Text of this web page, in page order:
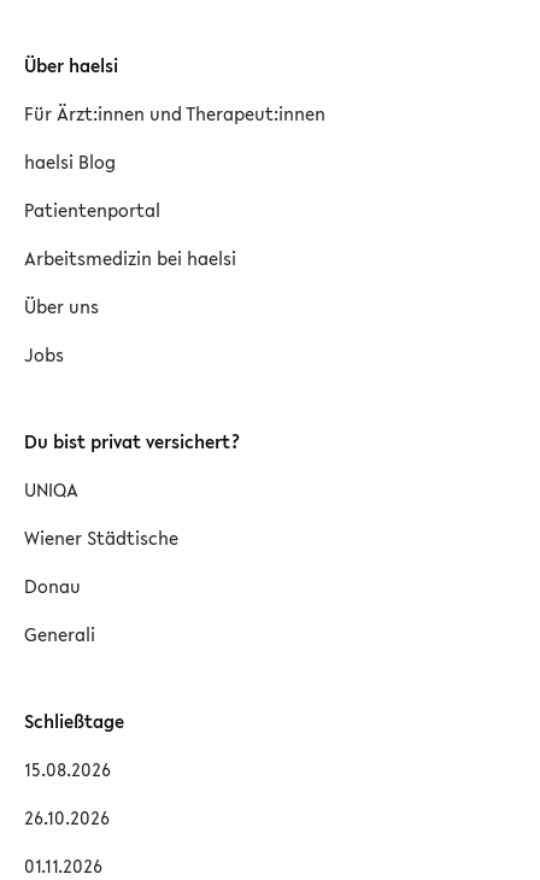
Über haelsi
Für Ärzt:innen und Therapeut:innen
haelsi Blog
Patientenportal
Arbeitsmedizin bei haelsi
Über uns
Jobs
Du bist privat versichert?
UNIQA
Wiener Städtische
Donau
Generali
Schließtage
15.08.2026
26.10.2026
01.11.2026